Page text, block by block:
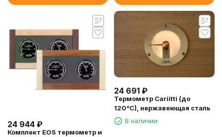
24 944 ₽
Комплект EOS термометр и
24 691 ₽
Термометр Cariitti (до
120°C), нержавеющая сталь
В наличии